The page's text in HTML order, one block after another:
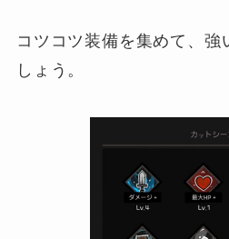
コツコツ装備を集めて、強
しょう。